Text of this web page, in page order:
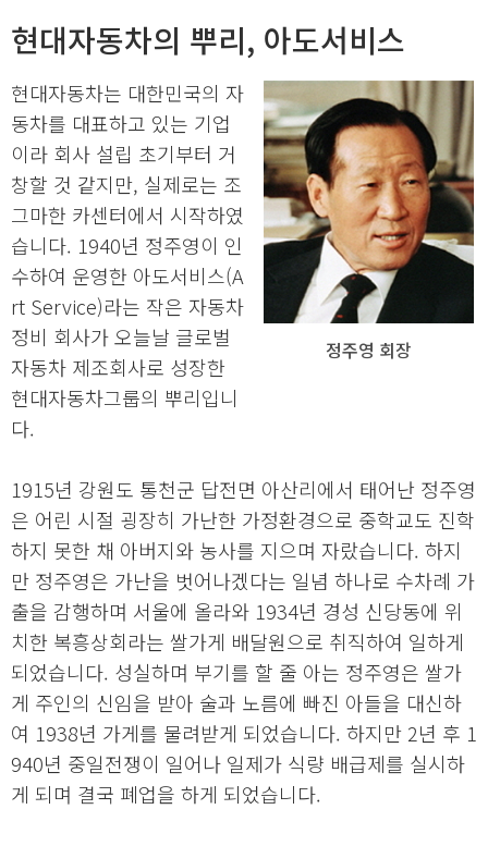
현대자동차의 뿌리, 아도서비스
정주영 회장
현대자동차는 대한민국의 자
동차를 대표하고 있는 기업
이라 회사 설립 초기부터 거
창할 것 같지만, 실제로는 조
그마한 카센터에서 시작하였
습니다. 1940년 정주영이 인
수하여 운영한 아도서비스(A
rt Service)라는 작은 자동차
정비 회사가 오늘날 글로벌
자동차 제조회사로 성장한
현대자동차그룹의 뿌리입니
다.
1915년 강원도 통천군 답전면 아산리에서 태어난 정주영
은 어린 시절 굉장히 가난한 가정환경으로 중학교도 진학
하지 못한 채 아버지와 농사를 지으며 자랐습니다. 하지
만 정주영은 가난을 벗어나겠다는 일념 하나로 수차례 가
출을 감행하며 서울에 올라와 1934년 경성 신당동에 위
치한 복흥상회라는 쌀가게 배달원으로 취직하여 일하게
되었습니다. 성실하며 부기를 할 줄 아는 정주영은 쌀가
게 주인의 신임을 받아 술과 노름에 빠진 아들을 대신하
여 1938년 가게를 물려받게 되었습니다. 하지만 2년 후 1
940년 중일전쟁이 일어나 일제가 식량 배급제를 실시하
게 되며 결국 폐업을 하게 되었습니다.